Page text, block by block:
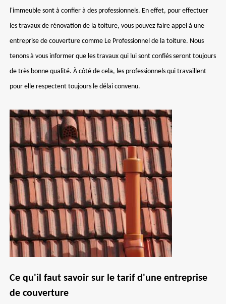
l'immeuble sont à confier à des professionnels. En effet, pour effectuer
les travaux de rénovation de la toiture, vous pouvez faire appel à une
entreprise de couverture comme Le Professionnel de la toiture. Nous
tenons à vous informer que les travaux qui lui sont confiés seront toujours
de très bonne qualité. À côté de cela, les professionnels qui travaillent
pour elle respectent toujours le délai convenu.
Ce qu'il faut savoir sur le tarif d'une entreprise
de couverture